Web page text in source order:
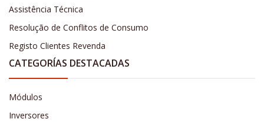
Assistência Técnica
Resolução de Conflitos de Consumo
Registo Clientes Revenda
CATEGORÍAS DESTACADAS
Módulos
Inversores